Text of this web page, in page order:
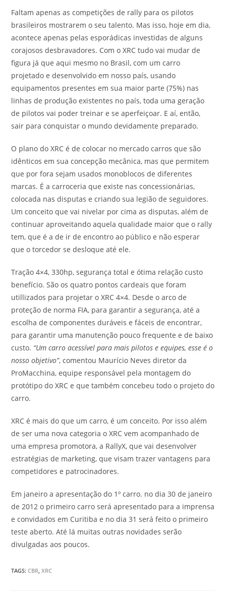
Faltam apenas as competições de rally para os pilotos
brasileiros mostrarem o seu talento. Mas isso, hoje em dia,
acontece apenas pelas esporádicas investidas de alguns
corajosos desbravadores. Com o XRC tudo vai mudar de
figura já que aqui mesmo no Brasil, com um carro
projetado e desenvolvido em nosso país, usando
equipamentos presentes em sua maior parte (75%) nas
linhas de produção existentes no país, toda uma geração
de pilotos vai poder treinar e se aperfeiçoar. E aí, então,
sair para conquistar o mundo devidamente preparado.
O plano do XRC é de colocar no mercado carros que são
idênticos em sua concepção mecânica, mas que permitem
que por fora sejam usados monoblocos de diferentes
marcas. É a carroceria que existe nas concessionárias,
colocada nas disputas e criando sua legião de seguidores.
Um conceito que vai nivelar por cima as disputas, além de
continuar aproveitando aquela qualidade maior que o rally
tem, que é a de ir de encontro ao público e não esperar
que o torcedor se desloque até ele.
Tração 4×4, 330hp, segurança total e ótima relação custo
benefício. São os quatro pontos cardeais que foram
utillizados para projetar o XRC 4×4. Desde o arco de
proteção de norma FIA, para garantir a segurança, até a
escolha de componentes duráveis e fáceis de encontrar,
para garantir uma manutenção pouco frequente e de baixo
custo. “Um carro acessível para mais pilotos e equipes, esse é o
nosso objetivo”, comentou Maurício Neves diretor da
ProMacchina, equipe responsável pela montagem do
protótipo do XRC e que também concebeu todo o projeto do
carro.
XRC é mais do que um carro, é um conceito. Por isso além
de ser uma nova categoria o XRC vem acompanhado de
uma empresa promotora, a RallyX, que vai desenvolver
estratégias de marketing, que visam trazer vantagens para
competidores e patrocinadores.
Em janeiro a apresentação do 1º carro. no dia 30 de janeiro
de 2012 o primeiro carro será apresentado para a imprensa
e convidados em Curitiba e no dia 31 será feito o primeiro
teste aberto. Até lá muitas outras novidades serão
divulgadas aos poucos.
TAGS:CBR, XRC